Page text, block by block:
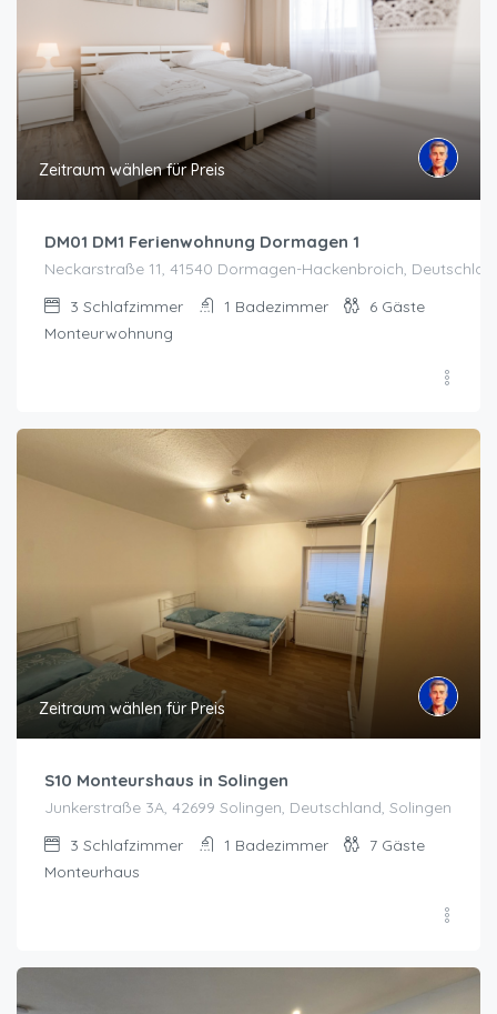
Zeitraum wählen für Preis
DM01 DM1 Ferienwohnung Dormagen 1
Neckarstraße 11, 41540 Dormagen-Hackenbroich,
3 Schlafzimmer 1 Badezimmer 6 Gäste
Monteurwohnung
Zeitraum wählen für Preis
S10 Monteurshaus in Solingen
Junkerstraße 3A, 42699 Solingen, Deutschland, Solingen
3 Schlafzimmer 1 Badezimmer 7 Gäste
Monteurhaus